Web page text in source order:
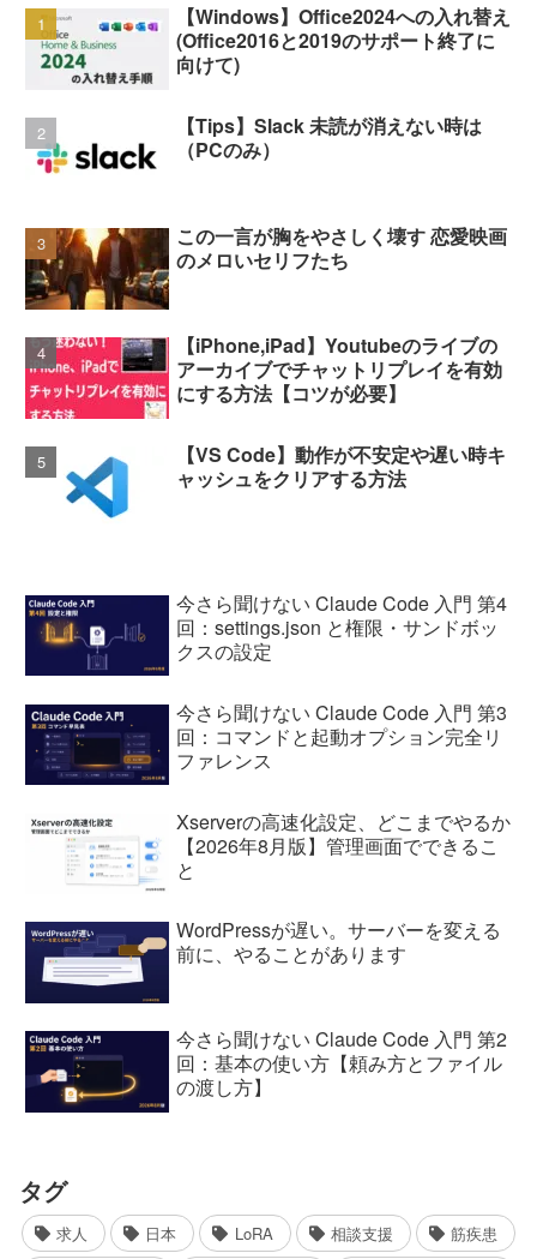
【Windows】Office2024への入れ替え
(Office2016と2019のサポート終了に
向けて)
【Tips】Slack 未読が消えない時は
（PCのみ）
この一言が胸をやさしく壊す 恋愛映画
のメロいセリフたち
【iPhone,iPad】Youtubeのライブの
アーカイブでチャットリプレイを有効
にする方法【コツが必要】
【VS Code】動作が不安定や遅い時キ
ャッシュをクリアする方法
今さら聞けない Claude Code 入門 第4
回：settings.json と権限・サンドボッ
クスの設定
今さら聞けない Claude Code 入門 第3
回：コマンドと起動オプション完全リ
ファレンス
Xserverの高速化設定、どこまでやるか
【2026年8月版】管理画面でできるこ
と
WordPressが遅い。サーバーを変える
前に、やることがあります
今さら聞けない Claude Code 入門 第2
回：基本の使い方【頼み方とファイル
の渡し方】
タグ
求人 日本 LoRA 相談支援 筋疾患